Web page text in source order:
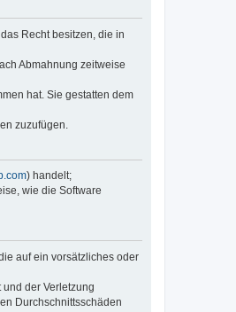
Recht besitzen, die in
Abmahnung zeitweise
hat. Sie gestatten dem
zuzufügen.
) handelt;
wie die Software
auf ein vorsätzliches oder
der Verletzung
Durchschnittsschäden